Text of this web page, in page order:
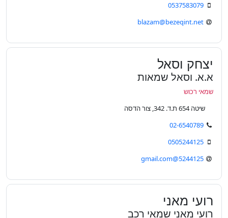
0537583079
blazam@bezeqint.net
יצחק וסאל
א.א. וסאל שמאות
שמאי רכוש
שיטה 654 ת.ד. 342, צור הדסה
02-6540789
0505244125
5244125@gmail.com
רועי מאני
רועי מאני שמאי רכב